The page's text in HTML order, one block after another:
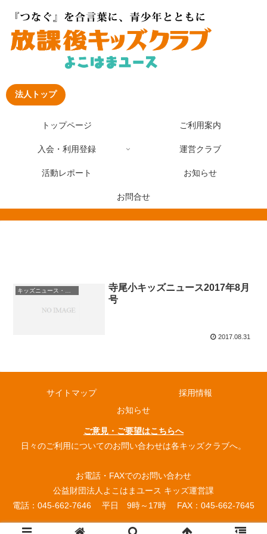
法人トップ
トップページ ご利用案内
入会・利用登録 運営クラブ
活動レポート お知らせ
お問合せ
キッズニュース・お知らせ
寺尾小キッズニュース2017年8月
号
2017.08.31
サイトマップ
採用情報
お知らせ
ご意見・ご要望はこちらへ
日々のご利用についてのお問い合わせは各キッズクラブへ。
お電話・FAXでのお問い合わせ
公益財団法人よこはまユース キッズ運営課
電話：045-662-7646 平日 9時～17時 FAX：045-662-7645